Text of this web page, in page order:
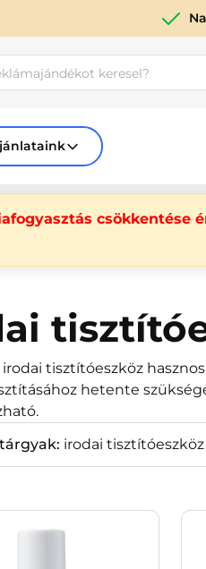
csökkentése
tisztítóeszköz
hetente
irodai tisztítóeszköz